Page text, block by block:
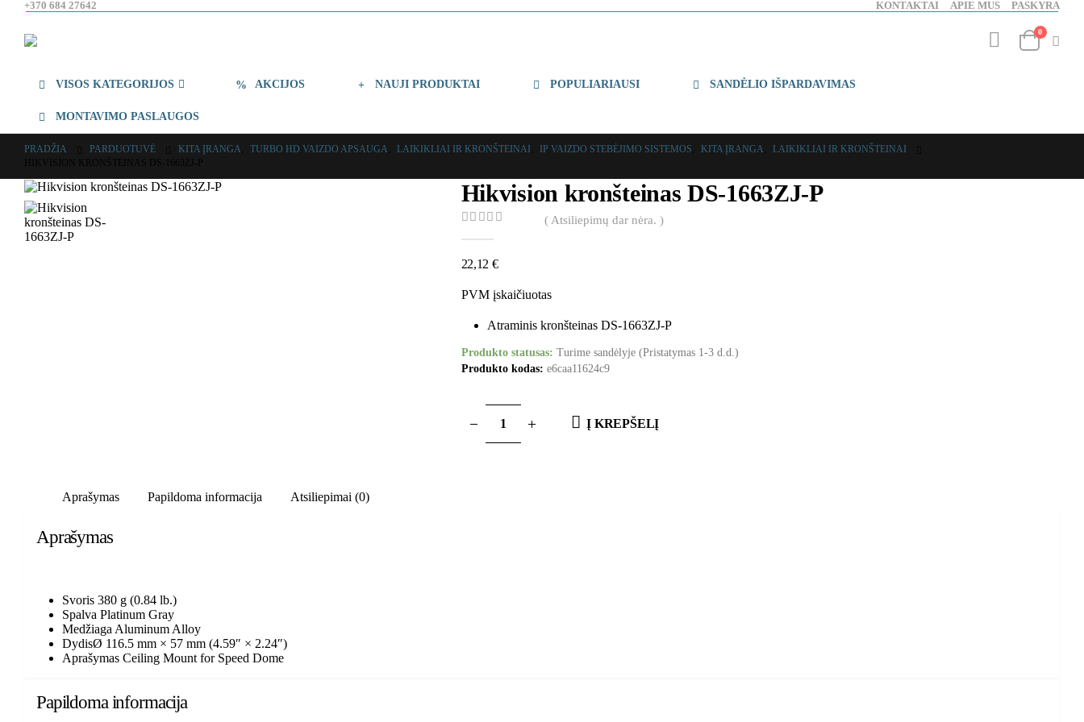
+370 684 27642 KONTAKTAI APIE MUS PASKYRA
0
VISOS KATEGORIJOS AKCIJOS NAUJI PRODUKTAI POPULIARIAUSI SANDĖLIO IŠPARDAVIMAS
MONTAVIMO PASLAUGOS
PRADŽIA PARDUOTUVĖ KITA ĮRANGA TURBO HD VAIZDO APSAUGA LAIKIKLIAI IR KRONŠTEINAI IP VAIZDO STEBĖJIMO SISTEMOS KITA ĮRANGA
LAIKIKLIAI IR KRONŠTEINAI
Hikvision kronšteinas DS-1663ZJ-P
( Atsiliepimų dar nėra. )
22,12 €
PVM įskaičiuotas
Atraminis kronšteinas DS-1663ZJ-P
Produkto statusas: Turime sandėlyje (Pristatymas 1-3 d.d.)
Produkto kodas: e6caa11624c9
Į KREPŠELĮ
Aprašymas Papildoma informacija Atsiliepimai (0)
Aprašymas
Svoris 380 g (0.84 lb.)
Spalva Platinum Gray
Medžiaga Aluminum Alloy
DydisØ 116.5 mm × 57 mm (4.59″ × 2.24″)
Aprašymas Ceiling Mount for Speed Dome
Papildoma informacija